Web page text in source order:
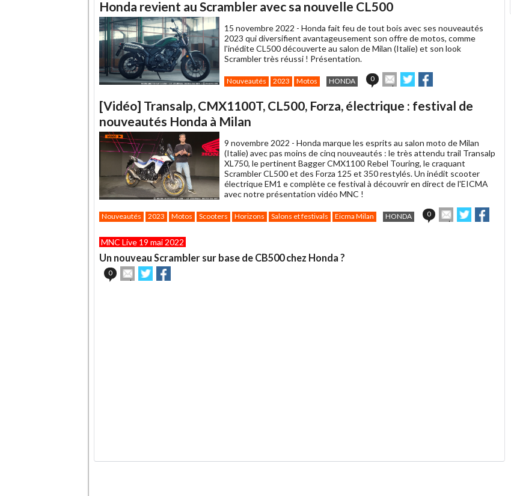
à
un
ami
Honda revient au Scrambler avec sa nouvelle CL500
15 novembre 2022 - Honda fait feu de tout bois avec ses nouveautés
2023 qui diversifient avantageusement son offre de motos, comme
l'inédite CL500 découverte au salon de Milan (Italie) et son look
Scrambler très réussi ! Présentation.
Nouveautés 2023 Motos HONDA 0
Envoyer
cet
à
Partager
sur sur
[Vidéo] Transalp, CMX1100T, CL500, Forza, électrique : festival de
nouveautés Honda à Milan
9 novembre 2022 - Honda marque les esprits au salon moto de Milan
(Italie) avec pas moins de cinq nouveautés : le très attendu trail Transalp
XL750, le pertinent Bagger CMX1100 Rebel Touring, le craquant
Scrambler CL500 et des Forza 125 et 350 restylés. Un inédit scooter
électrique EM1 e complète ce festival à découvrir en direct de l'EICMA
avec notre présentation vidéo MNC !
Nouveautés 2023 Motos Scooters Horizons Salons et festivals Eicma Milan HONDA 0
Envoyer
cet
Partager
sur sur
MNC Live 19 mai 2022
Un nouveau Scrambler sur base de CB500 chez Honda ?
0
Envoyer
cet
Partager
sur sur